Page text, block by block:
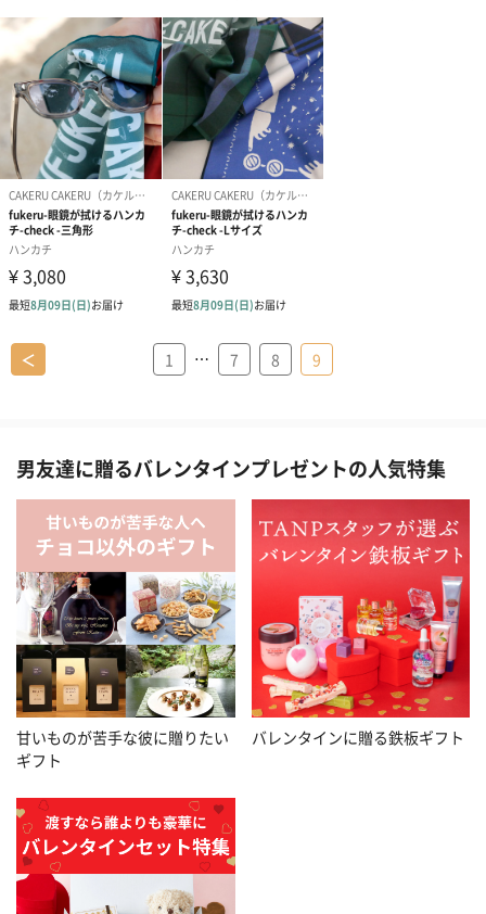
＜ 1 … 7 8 9
男友達に贈るバレンタインプレゼントの人気特集
甘いものが苦手な彼に贈りたい
ギフト
バレンタインに贈る鉄板ギフト